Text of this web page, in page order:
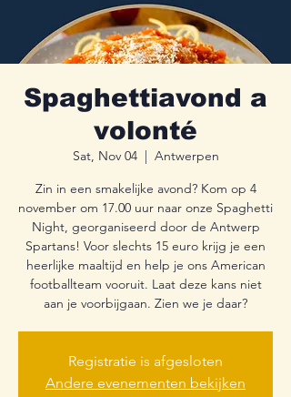
Spaghettiavond a
volonté
Sat, Nov 04
  |
Antwerpen
Zin in een smakelijke avond? Kom op 4
november om 17.00 uur naar onze Spaghetti
Night, georganiseerd door de Antwerp
Spartans! Voor slechts 15 euro krijg je een
heerlijke maaltijd en help je ons American
footballteam vooruit. Laat deze kans niet
aan je voorbijgaan. Zien we je daar?
Registratie is afgesloten
Andere evenementen bekijken